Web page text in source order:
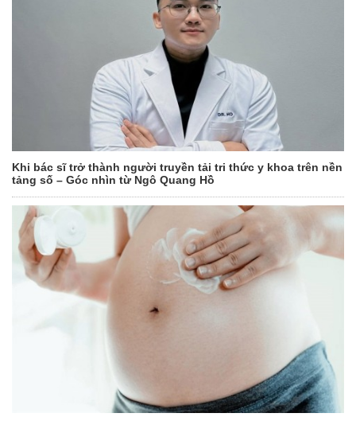
Khi bác sĩ trở thành người truyền tải tri thức y khoa trên nền
tảng số – Góc nhìn từ Ngô Quang Hồ